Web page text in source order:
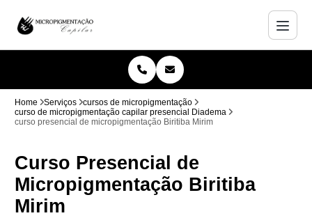
Home Serviços
cursos de micropigmentação
curso de micropigmentação capilar presencial Diadema
curso presencial de micropigmentação Biritiba Mirim
Curso Presencial de
Micropigmentação Biritiba
Mirim